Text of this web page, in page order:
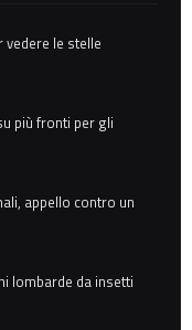
vedere le stelle
più fronti per gli
appello contro un
lombarde da insetti